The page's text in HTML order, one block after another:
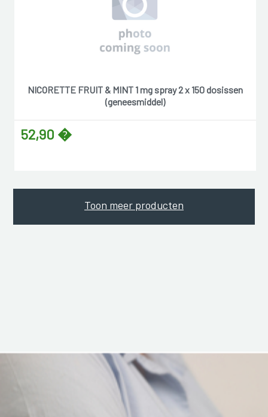
NICORETTE FRUIT & MINT 1 mg spray 2 x 150 dosissen
(geneesmiddel)
52,90 �
Toon meer producten